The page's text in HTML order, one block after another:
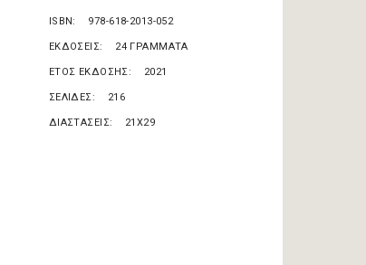
ISBN 978-618-2013-052
ΕΚΔΟΣΕΙΣ 24 ΓΡΑΜΜΑΤΑ
ΕΤΟΣ ΕΚΔΟΣΗΣ 2021
ΣΕΛΙΔΕΣ 216
ΔΙΑΣΤΑΣΕΙΣ 21X29